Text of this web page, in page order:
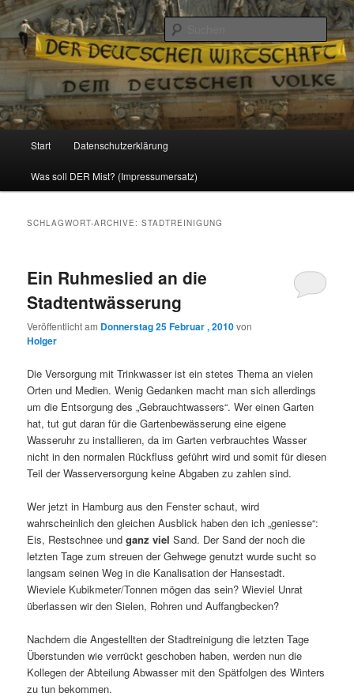
Reizzentrum
Politik, Wirtschaft, Soziales und Gesellschaft
Zum
Inhalt
Zum
sekundären
Start Datenschutzerklärung
Was soll DER Mist? (Impressumersatz)
SCHLAGWORT-ARCHIVE:STADTREINIGUNG
Ein Ruhmeslied an die
Stadtentwässerung
Veröffentlicht am Donnerstag 25 Februar , 2010von
Holger
Die Versorgung mit Trinkwasser ist ein stetes Thema an vielen
Orten und Medien. Wenig Gedanken macht man sich allerdings
um die Entsorgung des „Gebrauchtwassers“. Wer einen Garten
hat, tut gut daran für die Gartenbewässerung eine eigene
Wasseruhr zu installieren, da im Garten verbrauchtes Wasser
nicht in den normalen Rückfluss geführt wird und somit für diesen
Teil der Wasserversorgung keine Abgaben zu zahlen sind.
Wer jetzt in Hamburg aus den Fenster schaut, wird
wahrscheinlich den gleichen Ausblick haben den ich „geniesse“:
Eis, Restschnee undganz viel Sand. Der Sand der noch die
letzten Tage zum streuen der Gehwege genutzt wurde sucht so
langsam seinen Weg in die Kanalisation der Hansestadt.
Wieviele Kubikmeter/Tonnen mögen das sein? Wieviel Unrat
überlassen wir den Sielen, Rohren und Auffangbecken?
Nachdem die Angestellten der Stadtreinigung die letzten Tage
Überstunden wie verrückt geschoben haben, werden nun die
Kollegen der Abteilung Abwasser mit den Spätfolgen des Winters
zu tun bekommen.